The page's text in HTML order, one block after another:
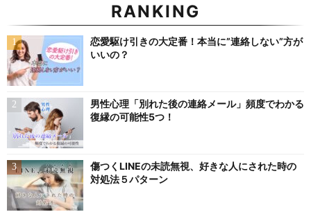
RANKING
恋愛駆け引きの大定番！本当に”連絡しない”方が
いいの？
男性心理「別れた後の連絡メール」頻度でわかる
復縁の可能性5つ！
傷つくLINEの未読無視、好きな人にされた時の
対処法５パターン